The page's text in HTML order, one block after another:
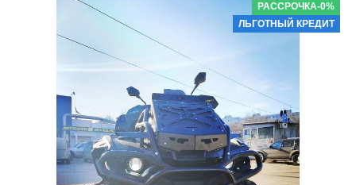
РАССРОЧКА-0%
ЛЬГОТНЫЙ КРЕДИТ